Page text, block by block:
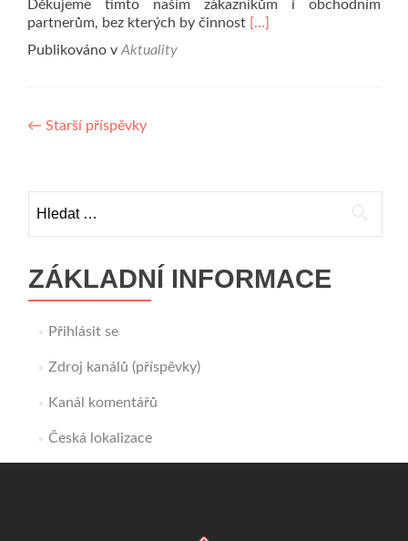
Děkujeme tímto naším zákazníkům i obchodním
partnerům, bez kterých by činnost Read
[…]
Publikováno v Aktuality
Navigace
příspěvky
← Starší příspěvky
ZÁKLADNÍ INFORMACE
Přihlásit se
Zdroj kanálů (příspěvky)
Kanál komentářů
Česká lokalizace